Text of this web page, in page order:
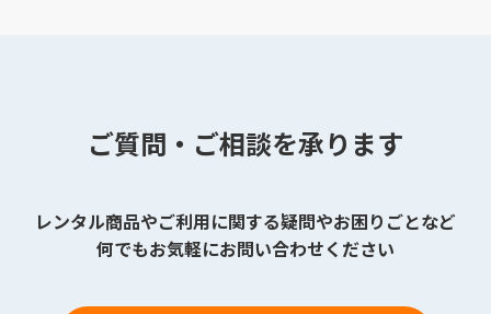
ご質問・ご相談を承ります
レンタル商品やご利用に関する疑問やお困りごとなど
何でもお気軽にお問い合わせください